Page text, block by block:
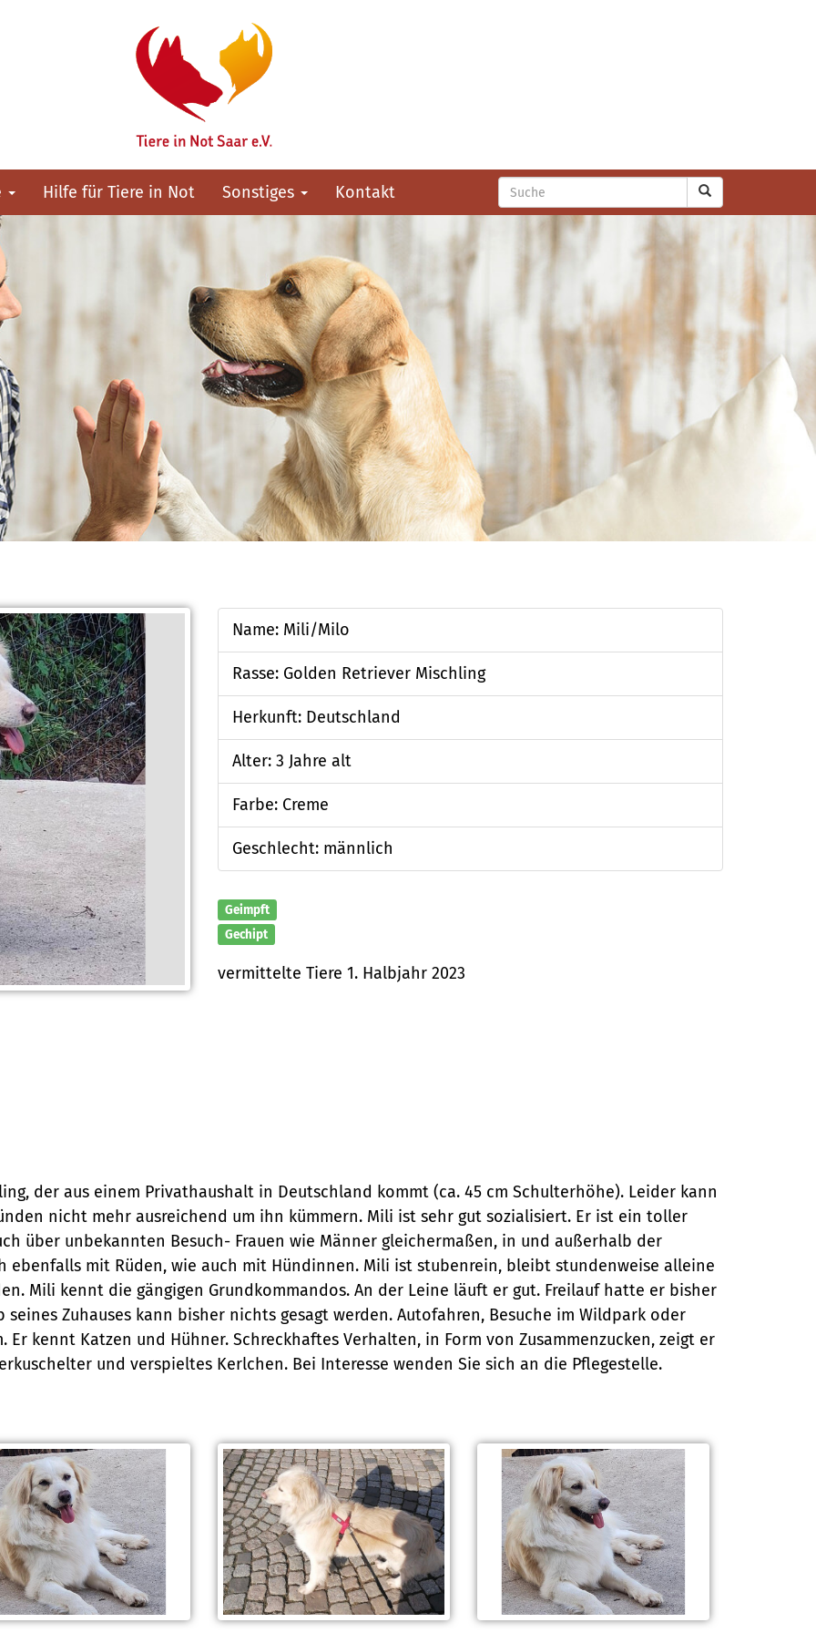
Hilfe für Tiere in Not Sonstiges Kontakt
Name: Mili/Milo
Rasse: Golden Retriever Mischling
Herkunft: Deutschland
Alter: 3 Jahre alt
Farbe: Creme
Geschlecht: männlich
Geimpft
Gechipt
vermittelte Tiere 1. Halbjahr 2023
der aus einem Privathaushalt in Deutschland kommt (ca. 45 cm Schulterhöhe). Leider kann
nicht mehr ausreichend um ihn kümmern. Mili ist sehr gut sozialisiert. Er ist ein toller
über unbekannten Besuch- Frauen wie Männer gleichermaßen, in und außerhalb der
ebenfalls mit Rüden, wie auch mit Hündinnen. Mili ist stubenrein, bleibt stundenweise alleine
Mili kennt die gängigen Grundkommandos. An der Leine läuft er gut. Freilauf hatte er bisher
Zuhauses kann bisher nichts gesagt werden. Autofahren, Besuche im Wildpark oder
kennt Katzen und Hühner. Schreckhaftes Verhalten, in Form von Zusammenzucken, zeigt er
und verspieltes Kerlchen. Bei Interesse wenden Sie sich an die Pflegestelle.